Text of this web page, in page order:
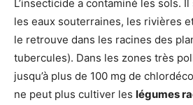
L’insecticide a contaminé les sols. Il
les eaux souterraines, les rivières
le retrouve dans les racines des
tubercules). Dans les zones très
jusqu’à plus de 100 mg de
ne peut plus cultiver les légumes